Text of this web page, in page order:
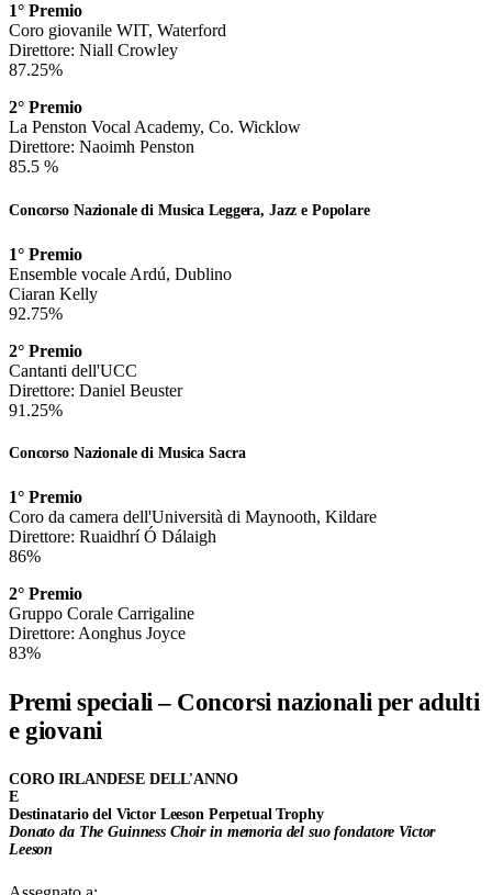
1° Premio
Coro giovanile WIT, Waterford
Direttore: Niall Crowley
87.25%
2° Premio
La Penston Vocal Academy, Co. Wicklow
Direttore: Naoimh Penston
85.5 %
Concorso Nazionale di Musica Leggera, Jazz e Popolare
1° Premio
Ensemble vocale Ardú, Dublino
Ciaran Kelly
92.75%
2° Premio
Cantanti dell'UCC
Direttore: Daniel Beuster
91.25%
Concorso Nazionale di Musica Sacra
1° Premio
Coro da camera dell'Università di Maynooth, Kildare
Direttore: Ruaidhrí Ó Dálaigh
86%
2° Premio
Gruppo Corale Carrigaline
Direttore: Aonghus Joyce
83%
Premi speciali – Concorsi nazionali per adulti
e giovani
CORO IRLANDESE DELL'ANNO
E
Destinatario del Victor Leeson Perpetual Trophy
Donato da The Guinness Choir in memoria del suo fondatore Victor
Leeson